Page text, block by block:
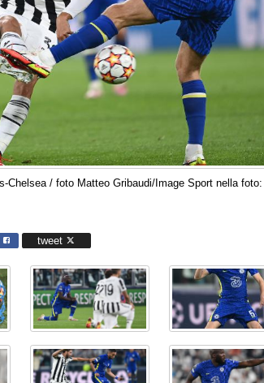
Chelsea / foto Matteo Gribaudi/Image Sport nella foto:
tweet